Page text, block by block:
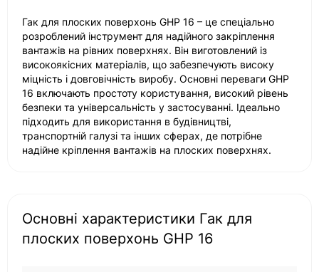
Гак для плоских поверхонь GHP 16 – це спеціально
розроблений інструмент для надійного закріплення
вантажів на рівних поверхнях. Він виготовлений із
високоякісних матеріалів, що забезпечують високу
міцність і довговічність виробу. Основні переваги GHP
16 включають простоту користування, високий рівень
безпеки та універсальність у застосуванні. Ідеально
підходить для використання в будівництві,
транспортній галузі та інших сферах, де потрібне
надійне кріплення вантажів на плоских поверхнях.
Основні характеристики Гак для
плоских поверхонь GHP 16